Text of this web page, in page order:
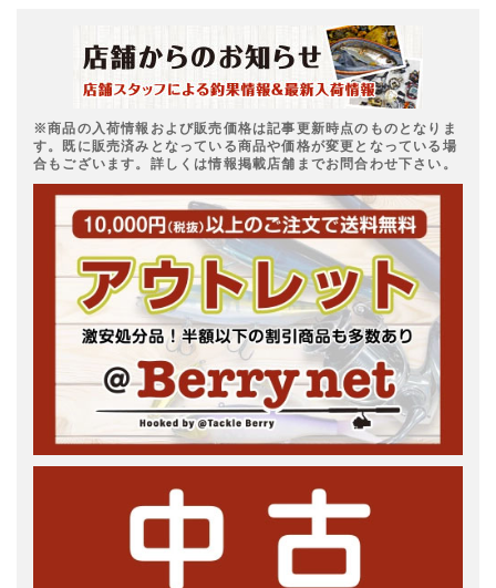
※商品の入荷情報および販売価格は記事更新時点のものとなりま
す。既に販売済みとなっている商品や価格が変更となっている場
合もございます。詳しくは情報掲載店舗までお問合わせ下さい。